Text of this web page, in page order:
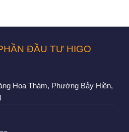
ĐẦU TƯ HIGO
Hoa Thám, Phường Bảy Hiền,